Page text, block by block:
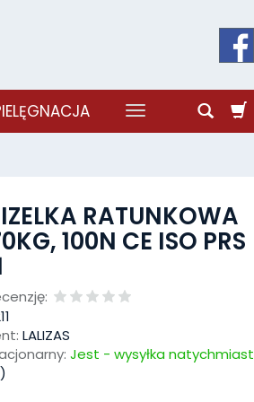
RATUNKOWA
100N CE ISO PRS
LALIZAS
Jest - wysyłka natychmiast